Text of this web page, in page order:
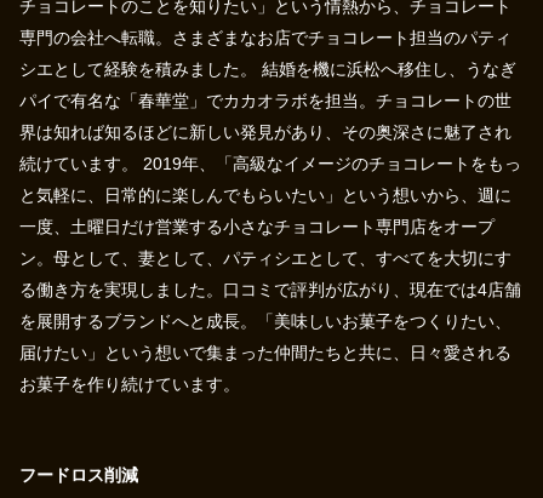
チョコレートのことを知りたい」という情熱から、チョコレート
専門の会社へ転職。さまざまなお店でチョコレート担当のパティ
シエとして経験を積みました。 結婚を機に浜松へ移住し、うなぎ
パイで有名な「春華堂」でカカオラボを担当。チョコレートの世
界は知れば知るほどに新しい発見があり、その奥深さに魅了され
続けています。 2019年、「高級なイメージのチョコレートをもっ
と気軽に、日常的に楽しんでもらいたい」という想いから、週に
一度、土曜日だけ営業する小さなチョコレート専門店をオープ
ン。母として、妻として、パティシエとして、すべてを大切にす
る働き方を実現しました。口コミで評判が広がり、現在では4店舗
を展開するブランドへと成長。「美味しいお菓子をつくりたい、
届けたい」という想いで集まった仲間たちと共に、日々愛される
お菓子を作り続けています。
フードロス削減